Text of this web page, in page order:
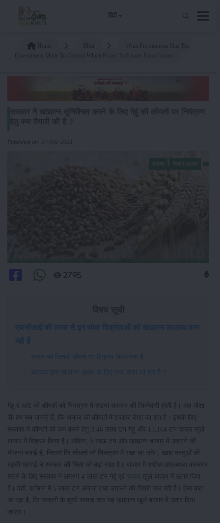
हिंदी
Published on: 27-Dec-2023
2795
एफसीआई की तरफ से इन थोक विक्रेताओं को खाद्यान्न उपलब्ध करा
रही है
चावल को कितनी कीमत पर बिक्रय किया गया है
सरकार द्वारा खाद्यान्न सुरक्षा के लिए क्या किया जा रहा है ?
गेंहू व आटे की कीमतों को नियंत्रण में रखना सरकार की जिम्मेदारी होती है। अब जैसा
कि हम सब जानते हैं, कि अनाज की कीमतों में इजाफा देखा जा रहा है। इसके लिए
सरकार ने कीमतों को कम करने हेतु 3.46 लाख टन गेहूं और 13,164 टन चावल खुले
बाजार में विक्रय किया है। लेकिन, 5 लाख टन और खाद्यान्न बाजार में उतारने की
योजना बनाई है, जिससे कि कीमतों को नियंत्रण में रखा जा सके। खाद्य वस्तुओं की
बढ़ती महंगाई ने सरकार की चिंता को बढ़ा रखा है। बाजार में पर्याप्त उपलब्धता बरकरार
रखने के लिए सरकार ने लगभग 4 लाख टन गेहूं एवं
चावल खुले बाजार में उतार दिया
है। वहीं, वर्तमान में 5 लाख टन अनाज तथा उतारने की तैयारी चल रही है। ऐसा कहा
जा रहा है, कि जनवरी के दूसरे सप्ताह तक यह खाद्यान्न खुले बाजार में उतार दिया
जाएगा।